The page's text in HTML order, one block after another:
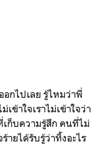
อกไปเลย รู้ไหมว่าพี่
เข้าใจเราไม่เข้าใจว่า
ก็บความรู้สึก คนที่ไม่
ร้ายได้รับรู้ว่าทิ้งอะไร